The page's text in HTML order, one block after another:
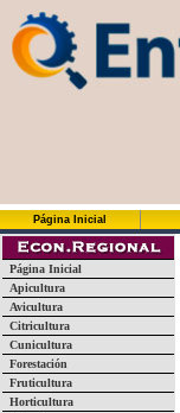
Página Inicial
Página Inicial
Apicultura
Avicultura
Citricultura
Cunicultura
Forestación
Fruticultura
Horticultura